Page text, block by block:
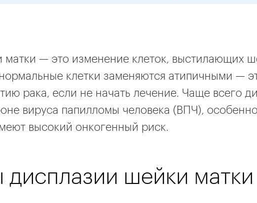
матки — это изменение клеток, выстилающих
клетки заменяются атипичными —
рака, если не начать лечение. Чаще всего
вируса папилломы человека (ВПЧ),
высокий онкогенный риск.
шейки матки